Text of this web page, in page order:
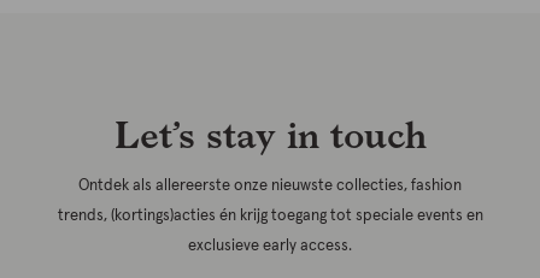
Let’s stay in touch
Ontdek als allereerste onze nieuwste collecties, fashion
trends, (kortings)acties én krijg toegang tot speciale events en
exclusieve early access.